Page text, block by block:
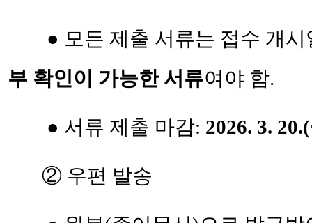
● 모든 제출 서류는 접수 개
부 확인이 가능한 서류여야 함.
● 서류 제출 마감: 2026. 3.
② 우편 발송